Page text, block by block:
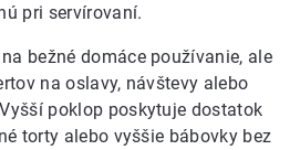
pri servírovaní.
bežné domáce používanie, ale
na oslavy, návštevy alebo
poklop poskytuje dostatok
torty alebo vyššie bábovky bez